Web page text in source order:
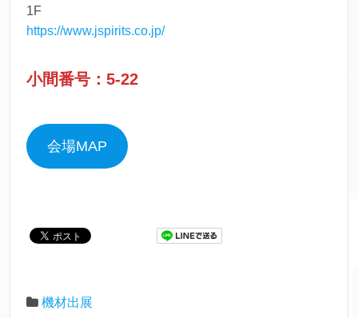
1F
https://www.jspirits.co.jp/
小間番号：5-22
会場MAP
機材出展